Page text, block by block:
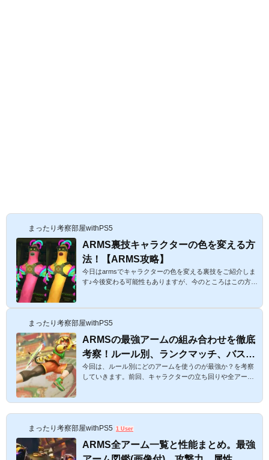
まったり考察部屋withPS5
ARMS裏技キャラクターの色を変える方
法！【ARMS攻略】
今日はarmsでキャラクターの色を変える裏技をご紹介しま
す♪今後変わる可能性もありますが、今のところはこの方法
本的にランダム。でも、自分で変えることもできるよ☆AR
MSでは基本的に色変更はランダムですが、キャラクター選
択画面で自分で変更することもできます。以下、その方法
をご紹介します。やり方は簡単で、まずはパーティマッチ
などでキャラクター選択画面へ...
まったり考察部屋withPS5
ARMSの最強アームの組み合わせを徹底
考察！ルール別、ランクマッチ、バス
ケ、バレー、多人数戦ではどれが強いの
か？【ARMS攻略】
今回は、ルール別にどのアームを使うのが最強か？を考察
していきます。前回、キャラクターの立ち回りや全アーム
ー、多人数戦ではどれが強いのか？【ARMS攻略】スポン
ついて。ステージごとにアームの適性やキャラクターによ
ってアームの最強は違う、と...
まったり考察部屋withPS5 1 User
ARMS全アーム一覧と性能まとめ。最強